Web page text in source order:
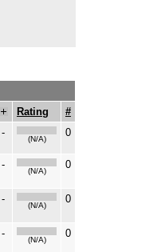
Rating
#
-
(N/A)
0
-
(N/A)
0
-
(N/A)
0
-
(N/A)
0